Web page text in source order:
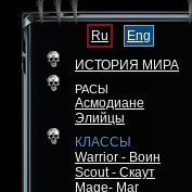
Ru
Eng
ИСТОРИЯ МИРА
РАСЫ
Асмодиане
Элийцы
КЛАССЫ
Warrior - Воин
Scout - Скаут
Mage- Маг